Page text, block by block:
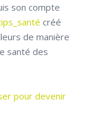
son compte
créé
de manière
santé des
pour devenir